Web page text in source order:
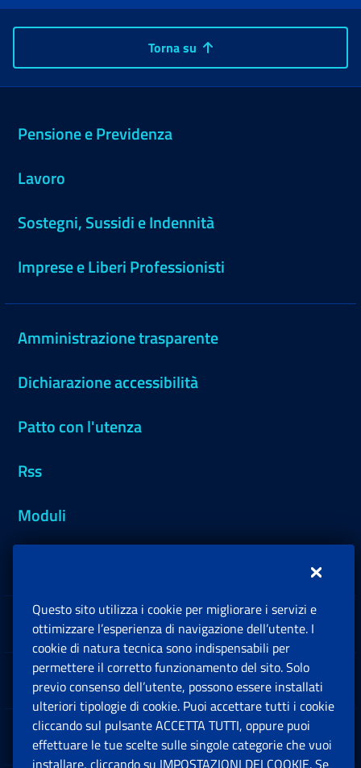
Torna su
Pensione e Previdenza
Lavoro
Sostegni, Sussidi e Indennità
Imprese e Liberi Professionisti
Amministrazione trasparente
Dichiarazione accessibilità
Patto con l'utenza
Rss
Moduli
Sedi e Contatti
Software
Note Legali
Questo sito utilizza i cookie per migliorare i servizi e
ottimizzare l’esperienza di navigazione dell’utente. I
cookie di natura tecnica sono indispensabili per
permettere il corretto funzionamento del sito. Solo
previo consenso dell’utente, possono essere installati
ulteriori tipologie di cookie. Puoi accettare tutti i cookie
cliccando sul pulsante ACCETTA TUTTI, oppure puoi
effettuare le tue scelte sulle singole categorie che vuoi
installare, cliccando su IMPOSTAZIONI DEI COOKIE. Se